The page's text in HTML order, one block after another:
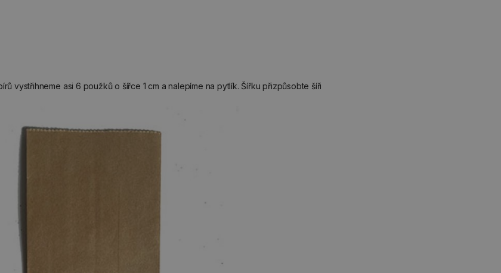
vystřihneme asi 6 použků o šířce 1 cm a nalepíme na pytlík. Šířku přizpůsobte šíři